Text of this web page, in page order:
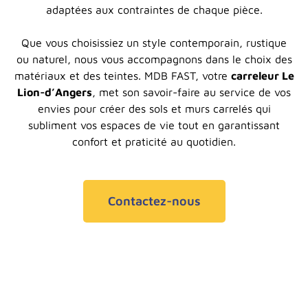
adaptées aux contraintes de chaque pièce.
Que vous choisissiez un style contemporain, rustique
ou naturel, nous vous accompagnons dans le choix des
matériaux et des teintes. MDB FAST, votre carreleur Le
Lion-d’Angers, met son savoir-faire au service de vos
envies pour créer des sols et murs carrelés qui
subliment vos espaces de vie tout en garantissant
confort et praticité au quotidien.
Contactez-nous